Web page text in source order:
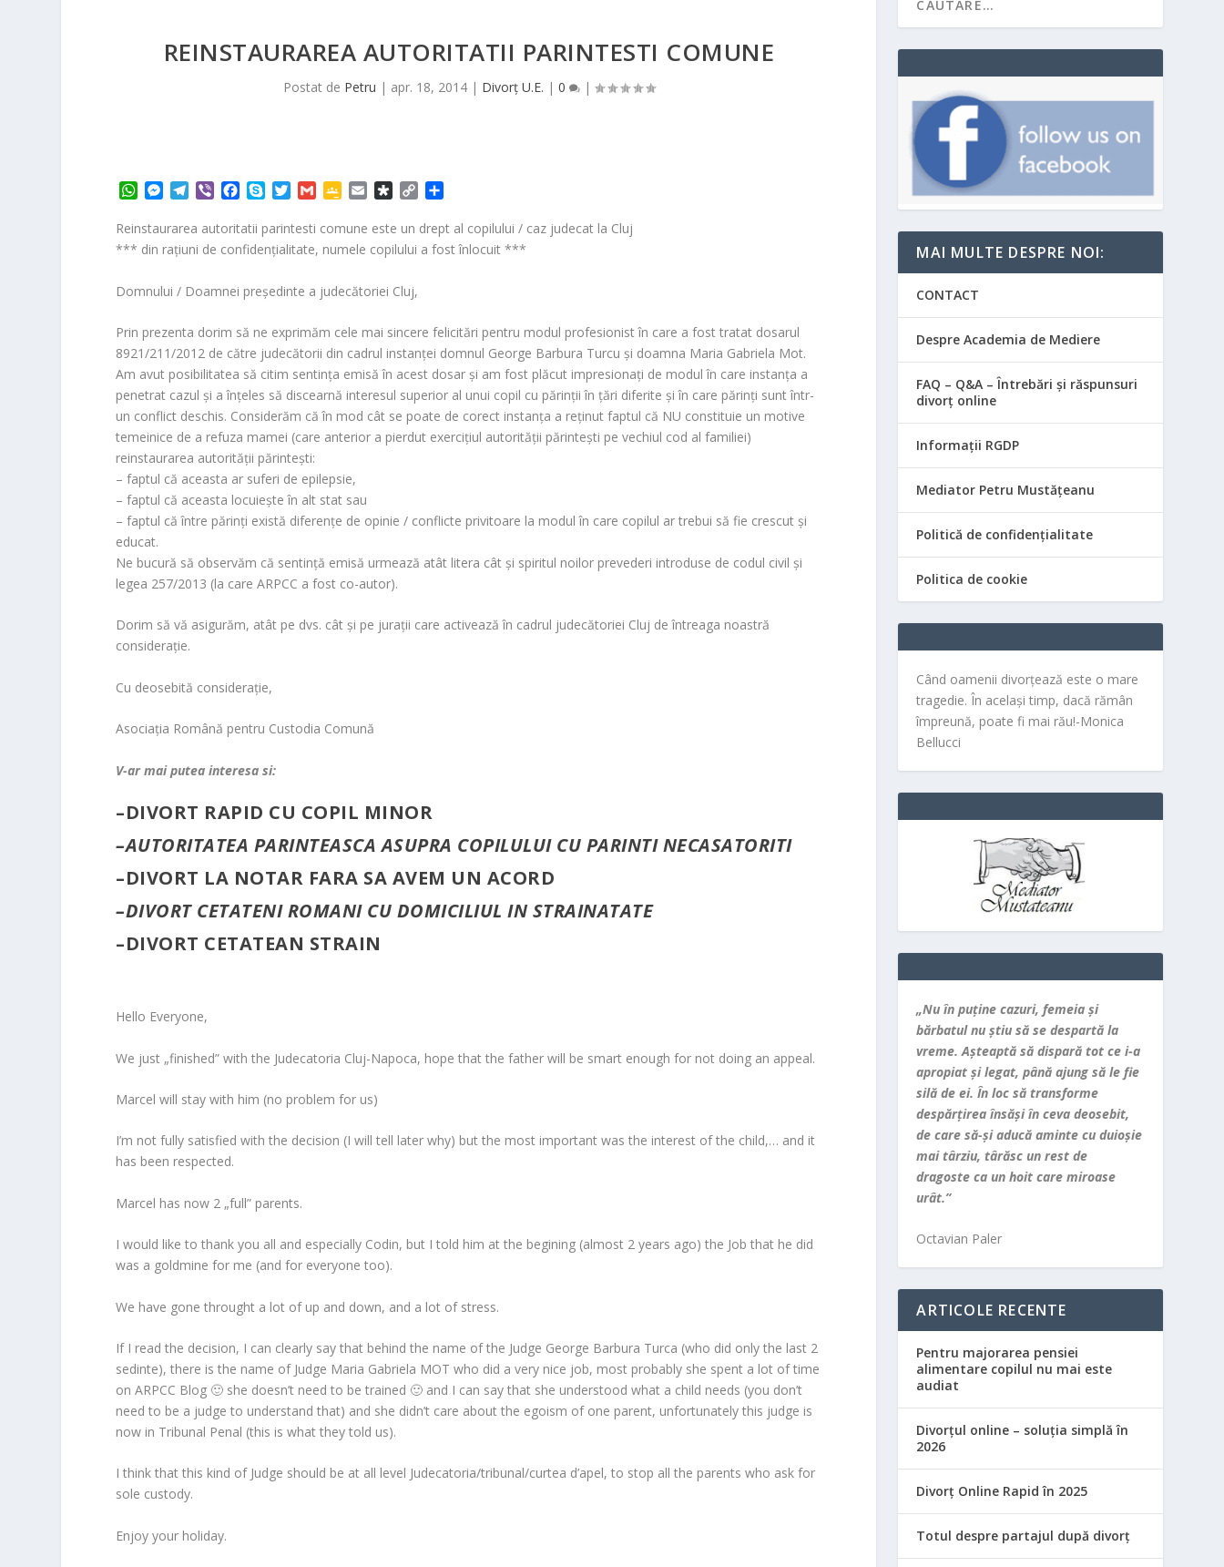
REINSTAURAREA AUTORITATII PARINTESTI COMUNE
Postat de Petru | apr. 18, 2014| Divorț U.E. | 0 |
W
a
t
p
M
s
s
g
r
T
l
e
a
V
b
e
c
e
o
y
p
e
T
i
t
r
G
a
G
o
g
C
a
s
s
r
o
o
m
a
i
D
a
s
o
r
p
y
r
t
z
ă
Reinstaurarea autoritatii parintesti comune este un drept al copilului / caz judecat la Cluj
*** din rațiuni de confidențialitate, numele copilului a fost înlocuit ***
Domnului / Doamnei preşedinte a judecătoriei Cluj,
Prin prezenta dorim să ne exprimăm cele mai sincere felicitări pentru modul profesionist în care a fost tratat dosarul
8921/211/2012 de către judecătorii din cadrul instanţei domnul George Barbura Turcu şi doamna Maria Gabriela Mot.
Am avut posibilitatea să citim sentinţa emisă în acest dosar şi am fost plăcut impresionaţi de modul în care instanţa a
penetrat cazul şi a înţeles să discearnă interesul superior al unui copil cu părinţii în ţări diferite şi în care părinţi sunt într-
un conflict deschis. Considerăm că în mod cât se poate de corect instanţa a reţinut faptul că NU constituie un motive
temeinice de a refuza mamei (care anterior a pierdut exerciţiul autorităţii părinteşti pe vechiul cod al familiei)
reinstaurarea autorităţii părinteşti:
– faptul că aceasta ar suferi de epilepsie,
– faptul că aceasta locuieşte în alt stat sau
– faptul că între părinţi există diferenţe de opinie / conflicte privitoare la modul în care copilul ar trebui să fie crescut şi
educat.
Ne bucură să observăm că sentinţă emisă urmează atât litera cât şi spiritul noilor prevederi introduse de codul civil şi
legea 257/2013 (la care ARPCC a fost co-autor).
Dorim să vă asigurăm, atât pe dvs. cât şi pe juraţii care activează în cadrul judecătoriei Cluj de întreaga noastră
consideraţie.
Cu deosebită consideraţie,
Asociaţia Română pentru Custodia Comună
V-ar mai putea interesa si:
–DIVORT RAPID CU COPIL MINOR
–AUTORITATEA PARINTEASCA ASUPRA COPILULUI CU PARINTI NECASATORITI
–DIVORT LA NOTAR FARA SA AVEM UN ACORD
–DIVORT CETATENI ROMANI CU DOMICILIUL IN STRAINATATE
–DIVORT CETATEAN STRAIN
Hello Everyone,
We just „finished” with the Judecatoria Cluj-Napoca, hope that the father will be smart enough for not doing an appeal.
Marcel will stay with him (no problem for us)
I’m not fully satisfied with the decision (I will tell later why) but the most important was the interest of the child,… and it
has been respected.
Marcel has now 2 „full” parents.
I would like to thank you all and especially Codin, but I told him at the begining (almost 2 years ago) the Job that he did
was a goldmine for me (and for everyone too).
We have gone throught a lot of up and down, and a lot of stress.
If I read the decision, I can clearly say that behind the name of the Judge George Barbura Turca (who did only the last 2
sedinte), there is the name of Judge Maria Gabriela MOT who did a very nice job, most probably she spent a lot of time
on ARPCC Blog 🙂 she doesn’t need to be trained 🙂 and I can say that she understood what a child needs (you don’t
need to be a judge to understand that) and she didn’t care about the egoism of one parent, unfortunately this judge is
now in Tribunal Penal (this is what they told us).
I think that this kind of Judge should be at all level Judecatoria/tribunal/curtea d’apel, to stop all the parents who ask for
sole custody.
Enjoy your holiday.
MAI MULTE DESPRE NOI:
CONTACT
Despre Academia de Mediere
FAQ – Q&A – Întrebări și răspunsuri
divorț online
Informații RGDP
Mediator Petru Mustățeanu
Politică de confidențialitate
Politica de cookie
Când oamenii divorțează este o mare
tragedie. În același timp, dacă rămân
împreună, poate fi mai rău!-Monica
Bellucci
„Nu în puţine cazuri, femeia şi
bărbatul nu ştiu să se despartă la
vreme. Aşteaptă să dispară tot ce i-a
apropiat şi legat, până ajung să le fie
silă de ei. În loc să transforme
despărţirea însăşi în ceva deosebit,
de care să-şi aducă aminte cu duioşie
mai târziu, târăsc un rest de
dragoste ca un hoit care miroase
urât.”
Octavian Paler
ARTICOLE RECENTE
Pentru majorarea pensiei
alimentare copilul nu mai este
audiat
Divorțul online – soluția simplă în
2026
Divorț Online Rapid în 2025
Totul despre partajul după divorț